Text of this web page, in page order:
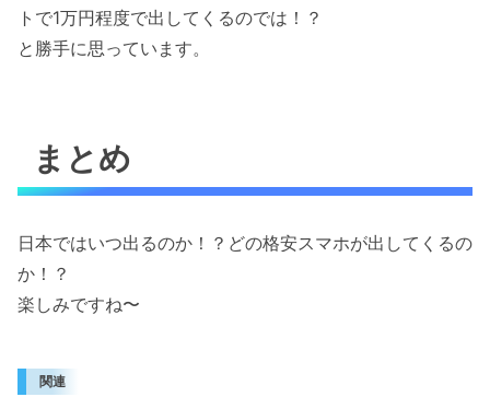
トで1万円程度で出してくるのでは！？
と勝手に思っています。
まとめ
日本ではいつ出るのか！？どの格安スマホが出してくるの
か！？
楽しみですね〜
関連